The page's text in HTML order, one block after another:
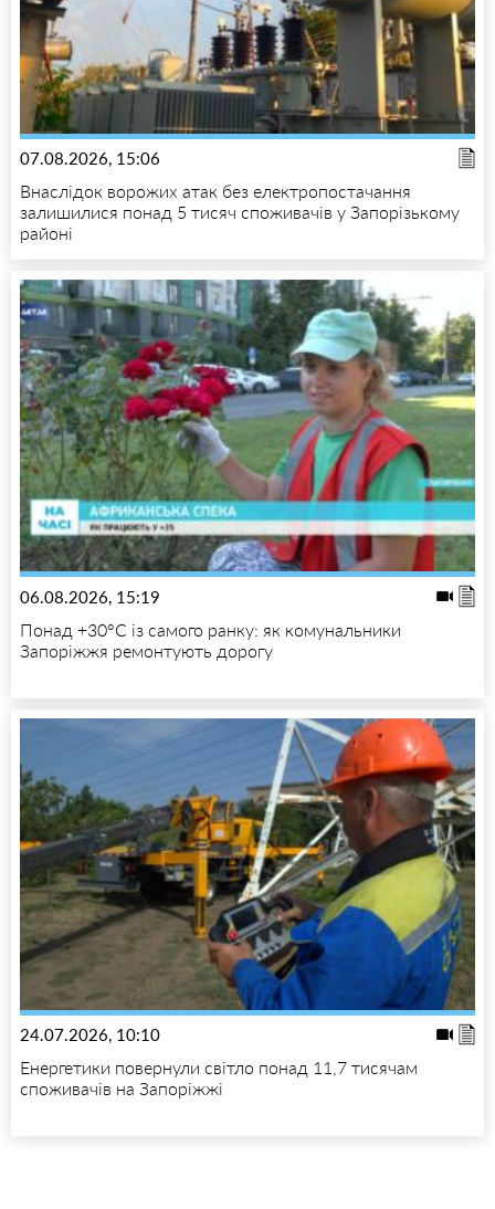
07.08.2026, 15:06
Внаслідок ворожих атак без електропостачання
залишилися понад 5 тисяч споживачів у Запорізькому
районі
06.08.2026, 15:19
Понад +30°C із самого ранку: як комунальники
Запоріжжя ремонтують дорогу
24.07.2026, 10:10
Енергетики повернули світло понад 11,7 тисячам
споживачів на Запоріжжі